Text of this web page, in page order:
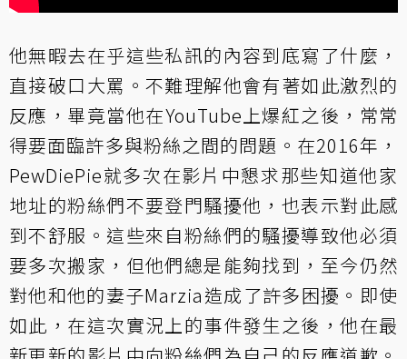
他無暇去在乎這些私訊的內容到底寫了什麼，
直接破口大罵。不難理解他會有著如此激烈的
反應，畢竟當他在YouTube上爆紅之後，常常
得要面臨許多與粉絲之間的問題。在2016年，
PewDiePie就多次在影片中懇求那些知道他家
地址的粉絲們不要登門騷擾他，也表示對此感
到不舒服。這些來自粉絲們的騷擾導致他必須
要多次搬家，但他們總是能夠找到，至今仍然
對他和他的妻子Marzia造成了許多困擾。即使
如此，在這次實況上的事件發生之後，他在最